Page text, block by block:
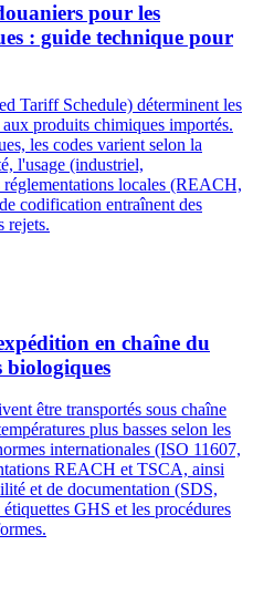
pour les
: guide technique pour
Tariff Schedule) déterminent les
produits chimiques importés.
les codes varient selon la
l'usage (industriel,
réglementations locales (REACH,
codification entraînent des
rejets.
en chaîne du
biologiques
être transportés sous chaîne
plus basses selon les
internationales (ISO 11607,
REACH et TSCA, ainsi
et de documentation (SDS,
GHS et les procédures